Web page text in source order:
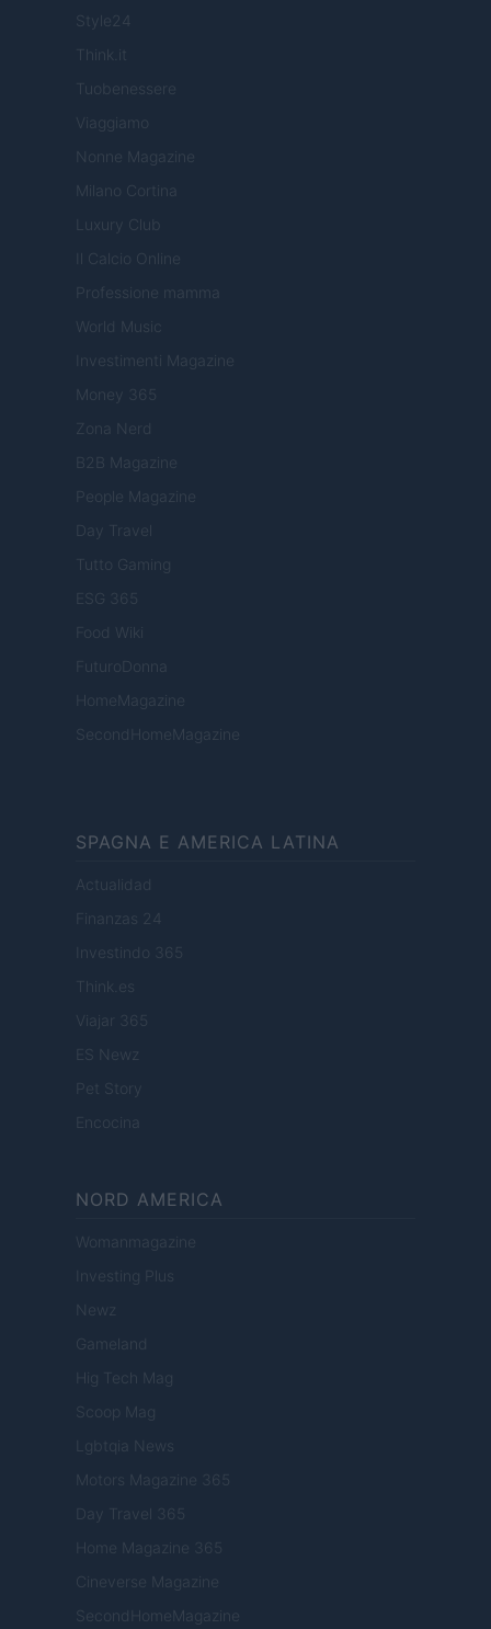
Style24
Think.it
Tuobenessere
Viaggiamo
Nonne Magazine
Milano Cortina
Luxury Club
Il Calcio Online
Professione mamma
World Music
Investimenti Magazine
Money 365
Zona Nerd
B2B Magazine
People Magazine
Day Travel
Tutto Gaming
ESG 365
Food Wiki
FuturoDonna
HomeMagazine
SecondHomeMagazine
SPAGNA E AMERICA LATINA
Actualidad
Finanzas 24
Investindo 365
Think.es
Viajar 365
ES Newz
Pet Story
Encocina
NORD AMERICA
Womanmagazine
Investing Plus
Newz
Gameland
Hig Tech Mag
Scoop Mag
Lgbtqia News
Motors Magazine 365
Day Travel 365
Home Magazine 365
Cineverse Magazine
SecondHomeMagazine